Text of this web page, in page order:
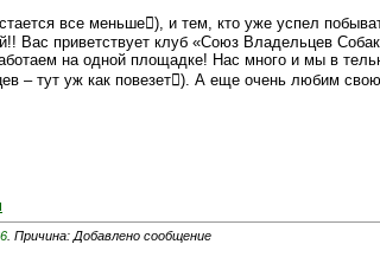
все меньше), и тем, кто уже успел
Вас приветствует клуб «Союз Владельцев
на одной площадке! Нас много и мы в
– тут уж как повезет). А еще очень любим
. Причина: Добавлено сообщение